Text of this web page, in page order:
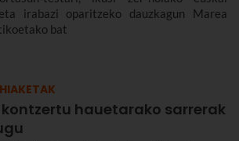
irabazi oparitzeko dauzkagun Marea
bat
hauetarako sarrerak